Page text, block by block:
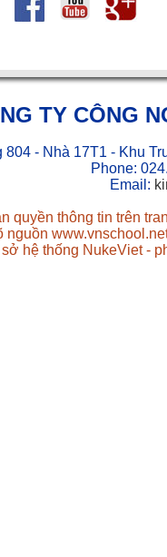
TY CÔNG
804 - Nhà 17T1 - Khu
Phone:
Email:
quyền thông tin trên
nguồn
hệ thống NukeViet -